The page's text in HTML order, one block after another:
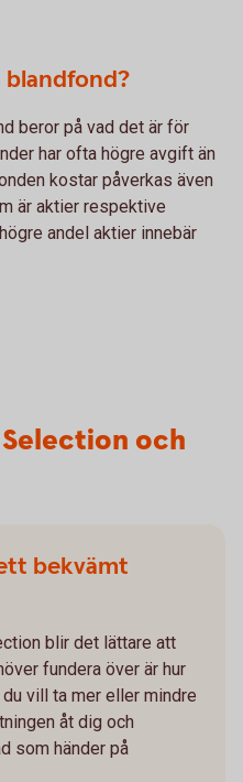
blandfond?
beror på vad det är för
har ofta högre avgift än
kostar påverkas även
är aktier respektive
andel aktier innebär
och
bekvämt
blir det lättare att
fundera över är hur
vill ta mer eller mindre
åt dig och
som händer på